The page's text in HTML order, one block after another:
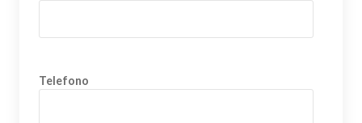
Telefono